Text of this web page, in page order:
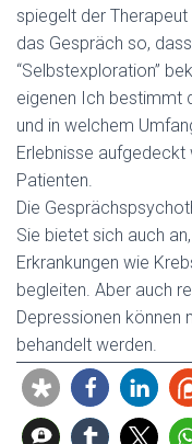
spiegelt der
das Gespräch so,
“Selbstexploration”
eigenen Ich bestimmt
und in welchem
Erlebnisse aufgedeckt
Patienten.
Die
Sie bietet sich auch
Erkrankungen wie
begleiten. Aber auch
Depressionen können
behandelt werden.